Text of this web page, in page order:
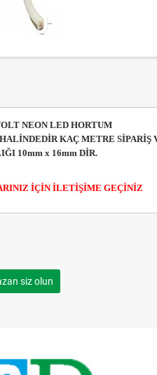
NEON LED HORTUM
KAÇ METRE SİPARİŞ
10mm x 16mm DİR.
İÇİN İLETİŞİME GEÇİNİZ
siz olun